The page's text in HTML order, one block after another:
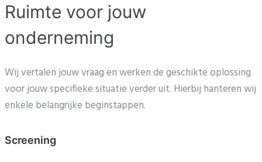
Ruimte voor jouw
onderneming
Wij vertalen jouw vraag en werken de geschikte oplossing
voor jouw specifieke situatie verder uit. Hierbij hanteren wij
enkele belangrijke beginstappen.
Screening